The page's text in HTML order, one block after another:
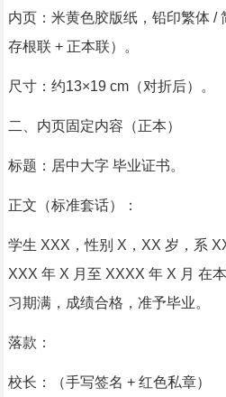
内页：米黄色胶版纸，铅印繁体 /
存根联 + 正本联）。
尺寸：约13×19 cm（对折后）。
二、内页固定内容（正本）
标题：居中大字 毕业证书。
正文（标准套话）：
学生 XXX，性别 X，XX 岁，系
XXX 年 X 月至 XXXX 年 X 月 在
习期满，成绩合格，准予毕业。
落款：
校长：（手写签名 + 红色私章）